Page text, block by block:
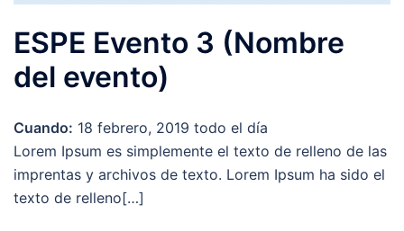
ESPE Evento 3 (Nombre
del evento)
Cuando: 18 febrero, 2019 todo el día
Lorem Ipsum es simplemente el texto de relleno de las
imprentas y archivos de texto. Lorem Ipsum ha sido el
texto de relleno[…]